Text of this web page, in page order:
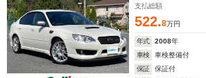
支払総額
522.8万円
年式 2008年
車検
車検整備付
保証
保証付